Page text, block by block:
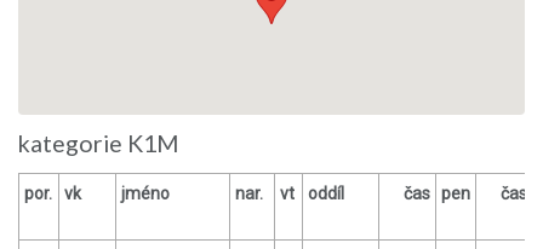
kategorie K1M
por. vk jméno nar. vt oddíl čas pen čas